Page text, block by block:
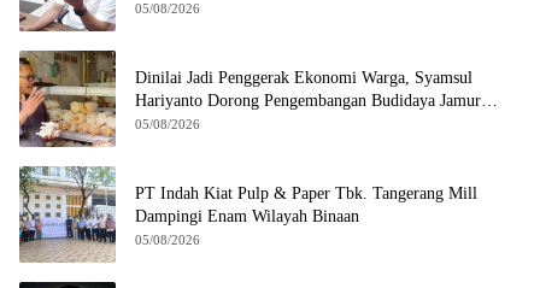
05/08/2026
Dinilai Jadi Penggerak Ekonomi Warga, Syamsul
Hariyanto Dorong Pengembangan Budidaya Jamur
Crispy di Serpong
05/08/2026
PT Indah Kiat Pulp & Paper Tbk. Tangerang Mill
Dampingi Enam Wilayah Binaan
05/08/2026